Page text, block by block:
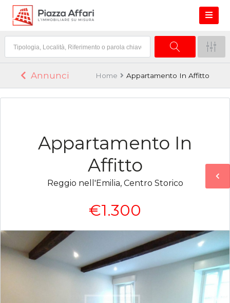
Annunci Home Appartamento In Affitto
Appartamento In
Affitto
Reggio nell'Emilia, Centro Storico
€1.300